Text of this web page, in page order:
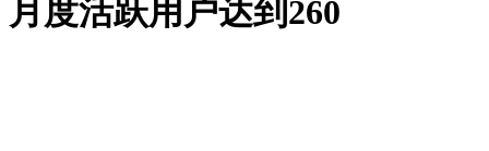
月度活跃用户达到260